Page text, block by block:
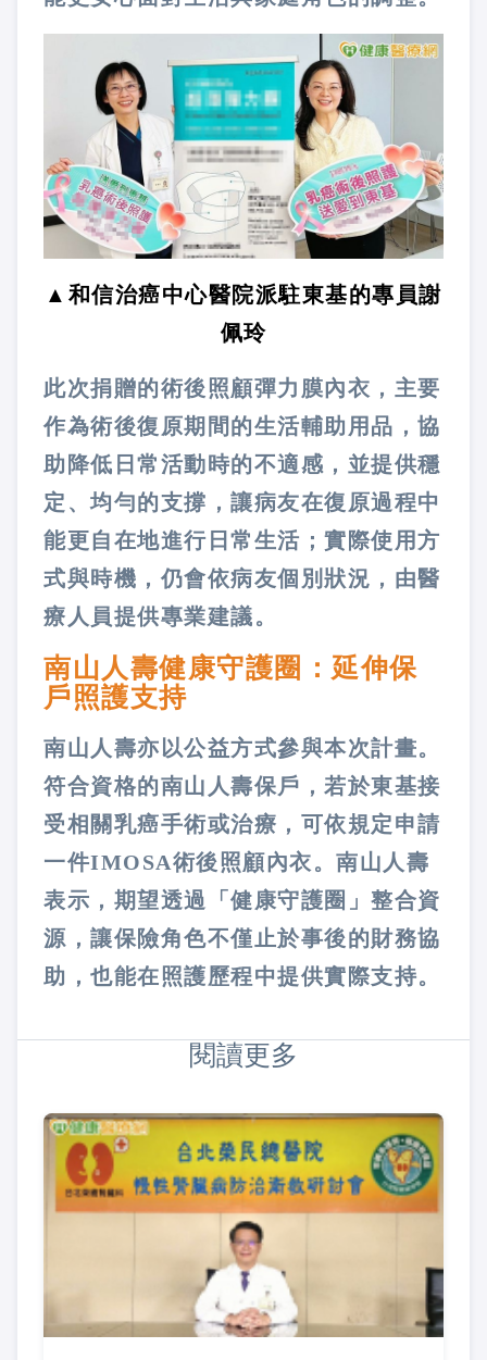
▲和信治癌中心醫院派駐東基的專員謝
佩玲
此次捐贈的術後照顧彈力膜內衣，主要
作為術後復原期間的生活輔助用品，協
助降低日常活動時的不適感，並提供穩
定、均勻的支撐，讓病友在復原過程中
能更自在地進行日常生活；實際使用方
式與時機，仍會依病友個別狀況，由醫
療人員提供專業建議。
南山人壽健康守護圈：延伸保
戶照護支持
南山人壽亦以公益方式參與本次計畫。
符合資格的南山人壽保戶，若於東基接
受相關乳癌手術或治療，可依規定申請
一件IMOSA術後照顧內衣。南山人壽
表示，期望透過「健康守護圈」整合資
源，讓保險角色不僅止於事後的財務協
助，也能在照護歷程中提供實際支持。
閱讀更多